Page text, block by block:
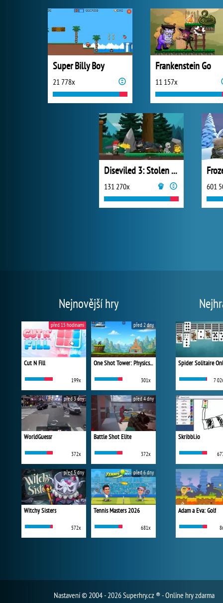
Super Billy Boy
21 778x
Frankenstein Go
11 157x
Diseviled 3: Stolen Kingdom
131 270x 601
Nejnovější hry
Cut N Fill
199x
před 15 hodinami
One Shot Tower: Physics Destroyer
301x
před 2 dny
WorldGuessr
372x
před 3 dny
Battle Shot Elite
372x
před 4 dny
Witchy Sisters
572x
před 5 dny
Tennis Masters 2026
681x
před 6 dny
Spider Solitaire
7
Skribbl.io
Adam a Eva: Golf
Nastavení© 2004 - 2026 Superhry.cz ® - Online hry zdarma